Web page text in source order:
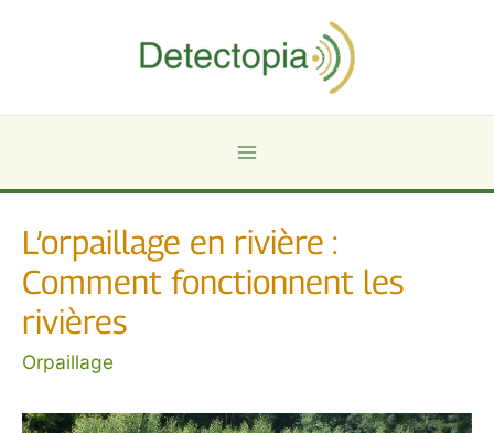
Menu
L’orpaillage en rivière :
Comment fonctionnent les
rivières
Orpaillage